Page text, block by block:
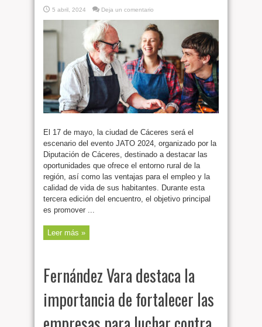
5 abril, 2024 Deja un comentario
El 17 de mayo, la ciudad de Cáceres será el
escenario del evento JATO 2024, organizado por la
Diputación de Cáceres, destinado a destacar las
oportunidades que ofrece el entorno rural de la
región, así como las ventajas para el empleo y la
calidad de vida de sus habitantes. Durante esta
tercera edición del encuentro, el objetivo principal
es promover ...
Leer más »
Fernández Vara destaca la
importancia de fortalecer las